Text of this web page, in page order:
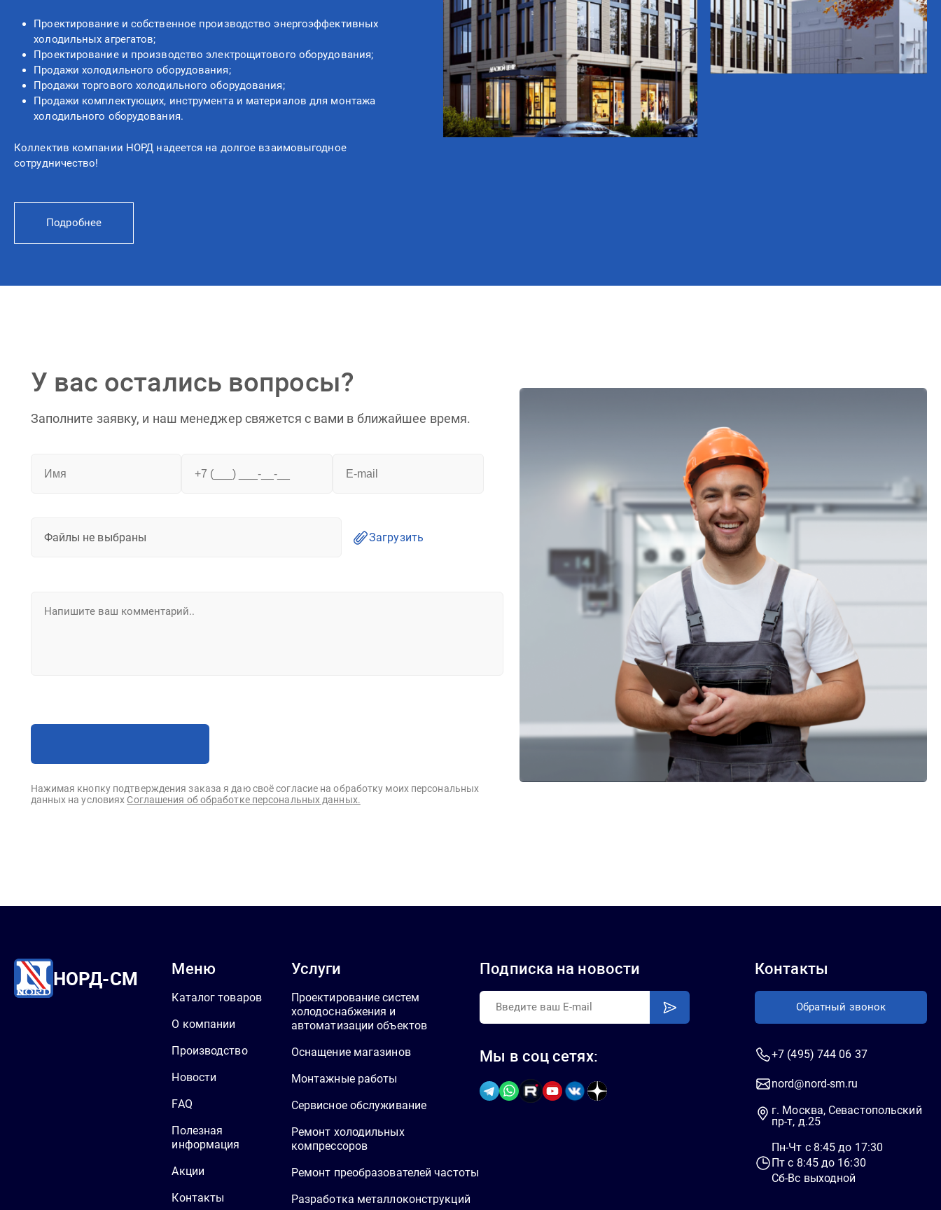
Проектирование и собственное производство энергоэффективных
холодильных агрегатов;
Проектирование и производство электрощитового оборудования;
Продажи холодильного оборудования;
Продажи торгового холодильного оборудования;
Продажи комплектующих, инструмента и материалов для монтажа
холодильного оборудования.
Коллектив компании НОРД надеется на долгое взаимовыгодное
сотрудничество!
Подробнее
У вас остались вопросы?
Заполните заявку, и наш менеджер свяжется с вами в ближайшее время.
Файлы не выбраны Загрузить
Нажимая кнопку подтверждения заказа я даю своё согласие на обработку моих персональных
данных на условиях Соглашения об обработке персональных данных.
НОРД-СМ Меню
Каталог товаров
О компании
Производство
Новости
FAQ
Полезная
информация
Акции
Контакты
Услуги
Проектирование систем
холодоснабжения и
автоматизации объектов
Оснащение магазинов
Монтажные работы
Сервисное обслуживание
Ремонт холодильных
компрессоров
Ремонт преобразователей частоты
Разработка металлоконструкций
Подписка на новости
Мы в соц сетях:
Контакты
Обратный звонок
+7 (495) 744 06 37
nord@nord-sm.ru
г. Москва, Севастопольский
пр-т, д.25
Пн-Чт c 8:45 до 17:30
Пт c 8:45 до 16:30
Сб-Вс выходной